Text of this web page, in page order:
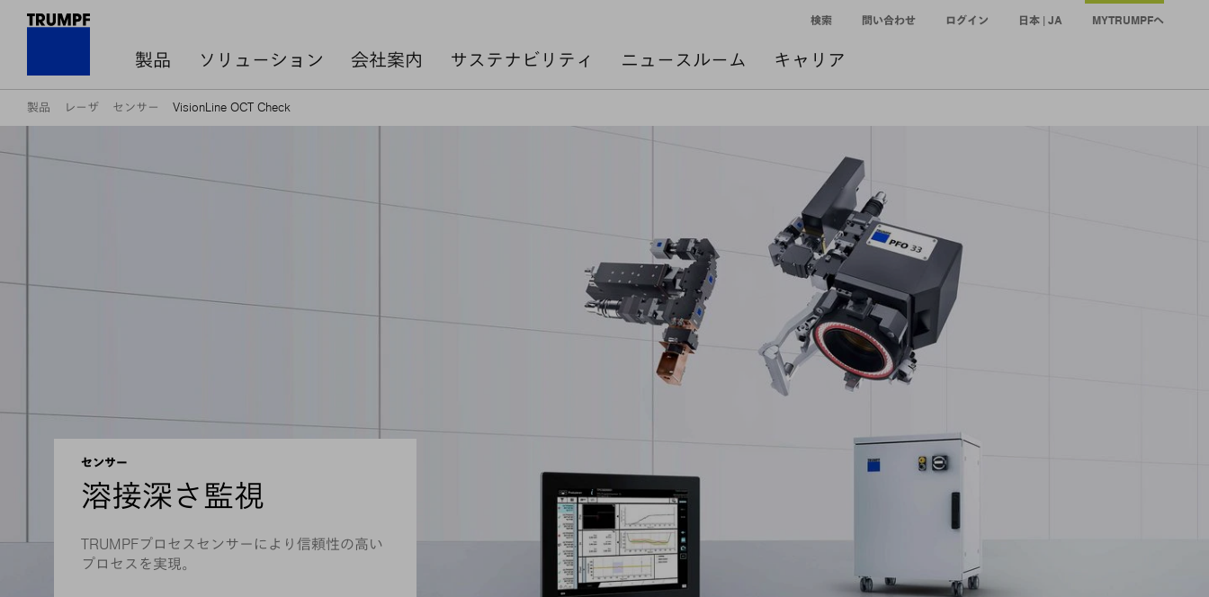
製品 ソリューション 会社案内 サステナビリティ ニュースルーム キャリア
検索 問い合わせ ログイン 日本 | JA MYTRUMPFへ
製品 レーザ センサー VisionLine OCT Check
センサー
溶接深さ監視
TRUMPFプロセスセンサーにより信頼性の高い
プロセスを実現。